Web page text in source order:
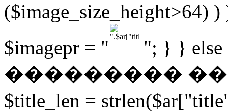
($image_size_height>64)
$imagepr = "
"; } } else
���������
$title_len =